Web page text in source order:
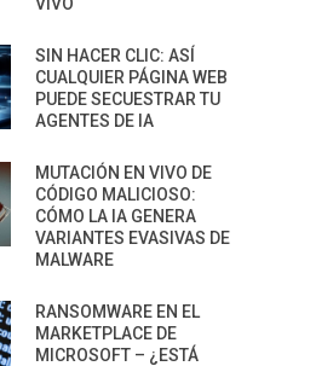
SIN HACER CLIC: ASÍ
CUALQUIER PÁGINA WEB
PUEDE SECUESTRAR TU
AGENTES DE IA
MUTACIÓN EN VIVO DE
CÓDIGO MALICIOSO:
CÓMO LA IA GENERA
VARIANTES EVASIVAS DE
MALWARE
RANSOMWARE EN EL
MARKETPLACE DE
MICROSOFT – ¿ESTÁ